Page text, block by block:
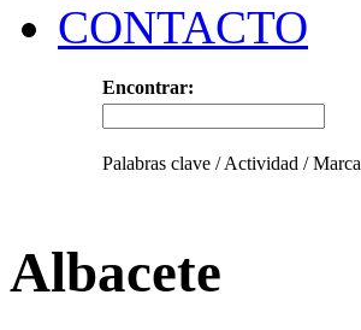
CONTACTO
Encontrar:
Palabras clave / Actividad / Marca
Albacete